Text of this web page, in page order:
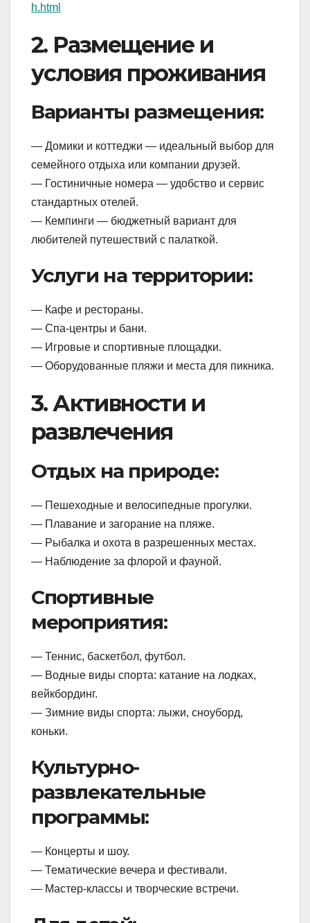
h.html
2. Размещение и
условия проживания
Варианты размещения:
— Домики и коттеджи — идеальный выбор для
семейного отдыха или компании друзей.
— Гостиничные номера — удобство и сервис
стандартных отелей.
— Кемпинги — бюджетный вариант для
любителей путешествий с палаткой.
Услуги на территории:
— Кафе и рестораны.
— Спа-центры и бани.
— Игровые и спортивные площадки.
— Оборудованные пляжи и места для пикника.
3. Активности и
развлечения
Отдых на природе:
— Пешеходные и велосипедные прогулки.
— Плавание и загорание на пляже.
— Рыбалка и охота в разрешенных местах.
— Наблюдение за флорой и фауной.
Спортивные
мероприятия:
— Теннис, баскетбол, футбол.
— Водные виды спорта: катание на лодках,
вейкбординг.
— Зимние виды спорта: лыжи, сноуборд,
коньки.
Культурно-
развлекательные
программы:
— Концерты и шоу.
— Тематические вечера и фестивали.
— Мастер-классы и творческие встречи.